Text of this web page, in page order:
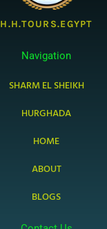
H.H.TOURS.EGYPT
Navigation
SHARM EL SHEIKH
HURGHADA
HOME
ABOUT
BLOGS